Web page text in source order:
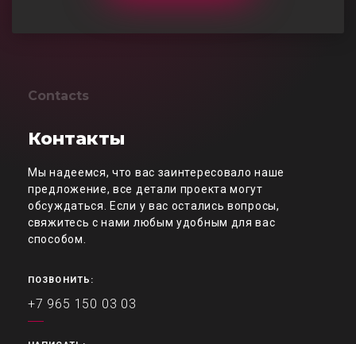
Contacts
Контакты
Мы надеемся, что вас заинтересовало наше
предложение, все детали проекта могут
обсуждаться. Если у вас остались вопросы,
свяжитесь с нами любым удобным для вас
способом.
ПОЗВОНИТЬ:
+7 965 150 03 03